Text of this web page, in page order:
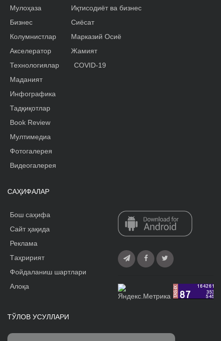
Мулоҳаза
Бизнес
Колумнистлар
Акселератор
Иқтисодиёт ва бизнес
Сиёсат
Марказий Осиё
Жамият
Технологиялар
Маданият
Инфографика
Тадқиқотлар
Book Review
Мултимедиа
Фотогалерея
Видеогалерея
COVID-19
САҲИФАЛАР
Бош саҳифа
Сайт ҳақида
Реклама
Tаҳририят
Фойдаланиш шартлари
Алоқа
ТЎЛОВ УСУЛЛАРИ